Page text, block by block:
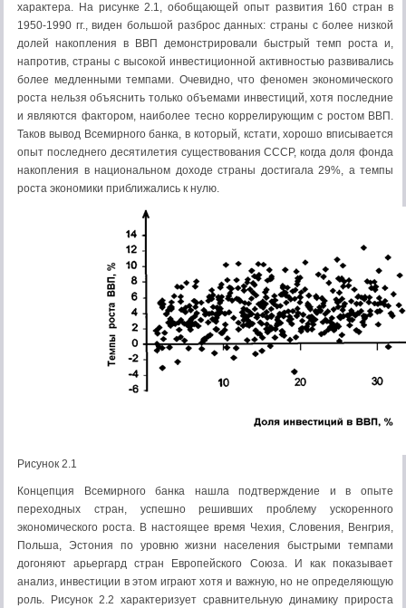
характера. На рисунке 2.1, обобщающей опыт развития 160 стран в
1950-1990 гг., виден большой разброс данных: страны с более низкой
долей накопления в ВВП демонстрировали быстрый темп роста и,
напротив, страны с высокой инвестиционной активностью развивались
более медленными темпами. Очевидно, что феномен экономического
роста нельзя объяснить только объемами инвестиций, хотя последние
и являются фактором, наиболее тесно коррелирующим с ростом ВВП.
Таков вывод Всемирного банка, в который, кстати, хорошо вписывается
опыт последнего десятилетия существования СССР, когда доля фонда
накопления в национальном доходе страны достигала 29%, а темпы
роста экономики приближались к нулю.
Рисунок 2.1
Концепция Всемирного банка нашла подтверждение и в опыте
переходных стран, успешно решивших проблему ускоренного
экономического роста. В настоящее время Чехия, Словения, Венгрия,
Польша, Эстония по уровню жизни населения быстрыми темпами
догоняют арьергард стран Европейского Союза. И как показывает
анализ, инвестиции в этом играют хотя и важную, но не определяющую
роль. Рисунок 2.2 характеризует сравнительную динамику прироста